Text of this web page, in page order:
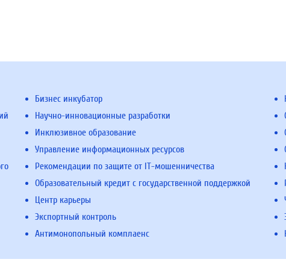
Бизнес инкубатор
Научно-инновационные разработки
Инклюзивное образование
Управление информационных ресурсов
Рекомендации по защите от IT-мошенничества
Образовательный кредит с государственной поддержкой
Центр карьеры
Экспортный контроль
Антимонопольный комплаенс